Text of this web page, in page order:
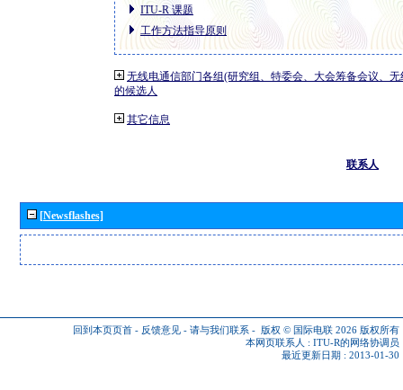
ITU-R 课题
工作方法指导原则
无线电通信部门各组(研究组、特委会、大会筹备会议、
的候选人
其它信息
联系人
[Newsflashes]
回到本页页首 - 反馈意见 - 请与我们联系 - 版权 © 国际电联 2026 版权所有
本网页联系人 : ITU-R的网络协调员
最近更新日期 : 2013-01-30